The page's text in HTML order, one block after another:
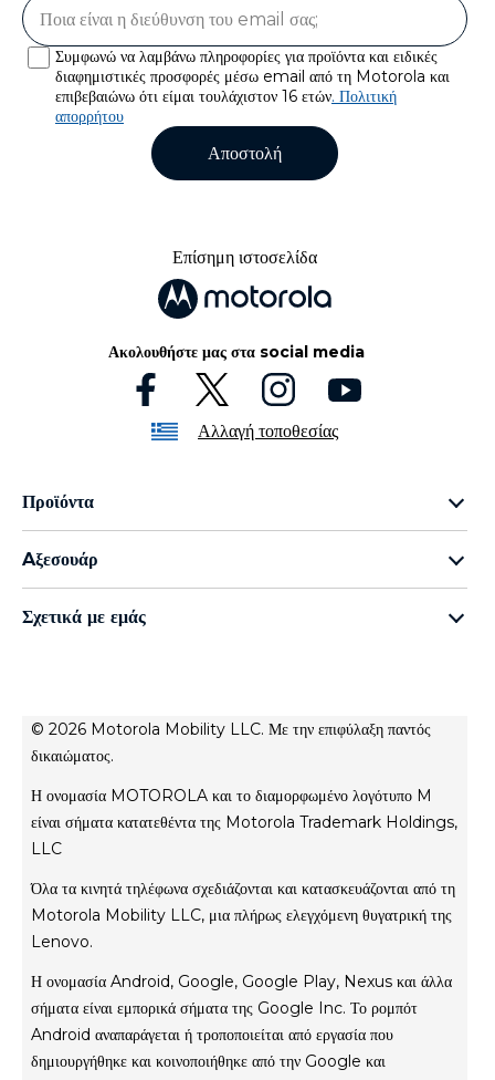
Αποστολή
Συμφωνώ να λαμβάνω πληροφορίες για προϊόντα και ειδικές
διαφημιστικές προσφορές μέσω email από τη Motorola και
επιβεβαιώνω ότι είμαι τουλάχιστον 16 ετών. Πολιτική
απορρήτου
Επίσημη ιστοσελίδα
Ακολουθήστε μας στα social media
Αλλαγή τοποθεσίας
Προϊόντα
Οικογένεια g
Aξεσουάρ
Σχετικά με εμάς
conditions of sale
Όροι χρήσης
Website Privacy
Innovation
Файли cookie
© 2026 Motorola Mobility LLC. Με την επιφύλαξη παντός
δικαιώματος.
Η ονομασία MOTOROLA και το διαμορφωμένο λογότυπο M
είναι σήματα κατατεθέντα της Motorola Trademark Holdings,
LLC
Όλα τα κινητά τηλέφωνα σχεδιάζονται και κατασκευάζονται από τη
Motorola Mobility LLC, μια πλήρως ελεγχόμενη θυγατρική της
Lenovo.
Η ονομασία Android, Google, Google Play, Nexus και άλλα
σήματα είναι εμπορικά σήματα της Google Inc. Το ρομπότ
Android αναπαράγεται ή τροποποιείται από εργασία που
δημιουργήθηκε και κοινοποιήθηκε από την Google και